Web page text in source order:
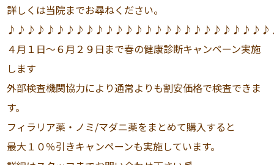
詳しくは当院までお尋ねください。
４月１日〜６月２９日まで春の健康診断キャンペーン実施
します
外部検査機関協力により通常よりも割安価格で検査できま
す。
フィラリア薬・ノミ/マダニ薬をまとめて購入すると
最大１０％引きキャンペーンも実施しています。